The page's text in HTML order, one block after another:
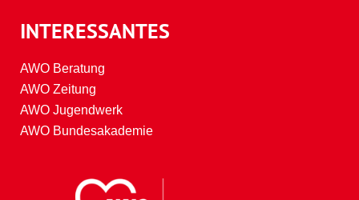
INTERESSANTES
AWO Beratung
AWO Zeitung
AWO Jugendwerk
AWO Bundesakademie